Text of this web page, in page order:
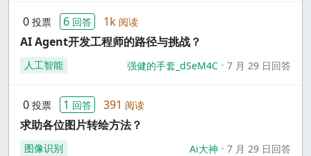
0 投票 6 回答 1k 阅读
AI Agent开发工程师的路径与挑战？
人工智能 强健的手套_dSeM4C 7 月 29 日回答
0 投票 1 回答 391 阅读
求助各位图片转绘方法？
图像识别 Ai大神 7 月 29 日回答